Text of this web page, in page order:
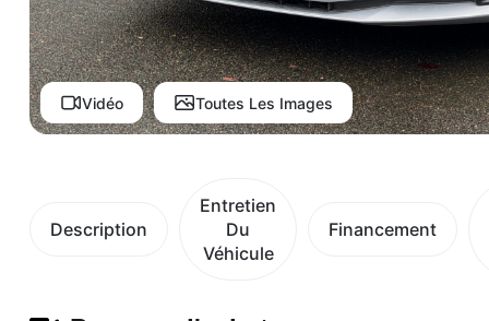
Vidéo Toutes Les Images
Description
Entretien
Du
Véhicule
Financement